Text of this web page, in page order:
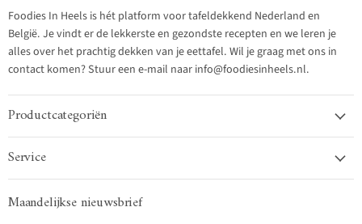
Foodies In Heels is hét platform voor tafeldekkend Nederland en
België. Je vindt er de lekkerste en gezondste recepten en we leren je
alles over het prachtig dekken van je eettafel. Wil je graag met ons in
contact komen? Stuur een e-mail naar info@foodiesinheels.nl.
Productcategoriën
Service
Maandelijkse nieuwsbrief